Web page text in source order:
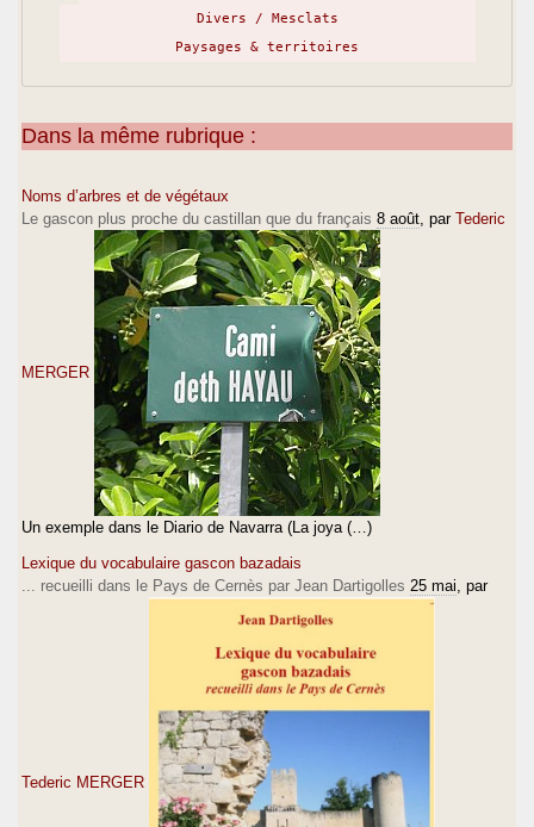
Divers / Mesclats
Paysages & territoires
Dans la même rubrique :
Noms d’arbres et de végétaux
Le gascon plus proche du castillan que du français 8 août , par Tederic
MERGER
Un exemple dans le Diario de Navarra (La joya (…)
Lexique du vocabulaire gascon bazadais
... recueilli dans le Pays de Cernès par Jean Dartigolles 25 mai , par
Tederic MERGER